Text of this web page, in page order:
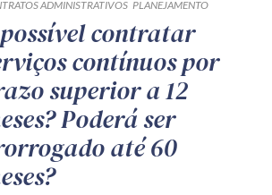
ADMINISTRATIVOS PLANEJAMENTO
contratar
contínuos por
superior a 12
Poderá ser
até 60